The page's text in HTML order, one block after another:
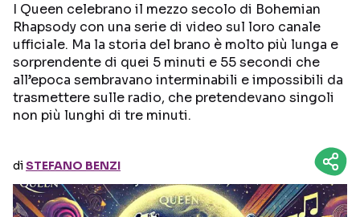
Seguici sui social
I Queen celebrano il mezzo secolo di Bohemian
Rhapsody con una serie di video sul loro canale
ufficiale. Ma la storia del brano è molto più lunga e
sorprendente di quei 5 minuti e 55 secondi che
all’epoca sembravano interminabili e impossibili da
trasmettere sulle radio, che pretendevano singoli
non più lunghi di tre minuti.
diSTEFANO BENZI